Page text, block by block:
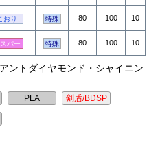
おり 特殊 80 100 10
パー 特殊 80 100 10
ントダイヤモンド・シャイニン